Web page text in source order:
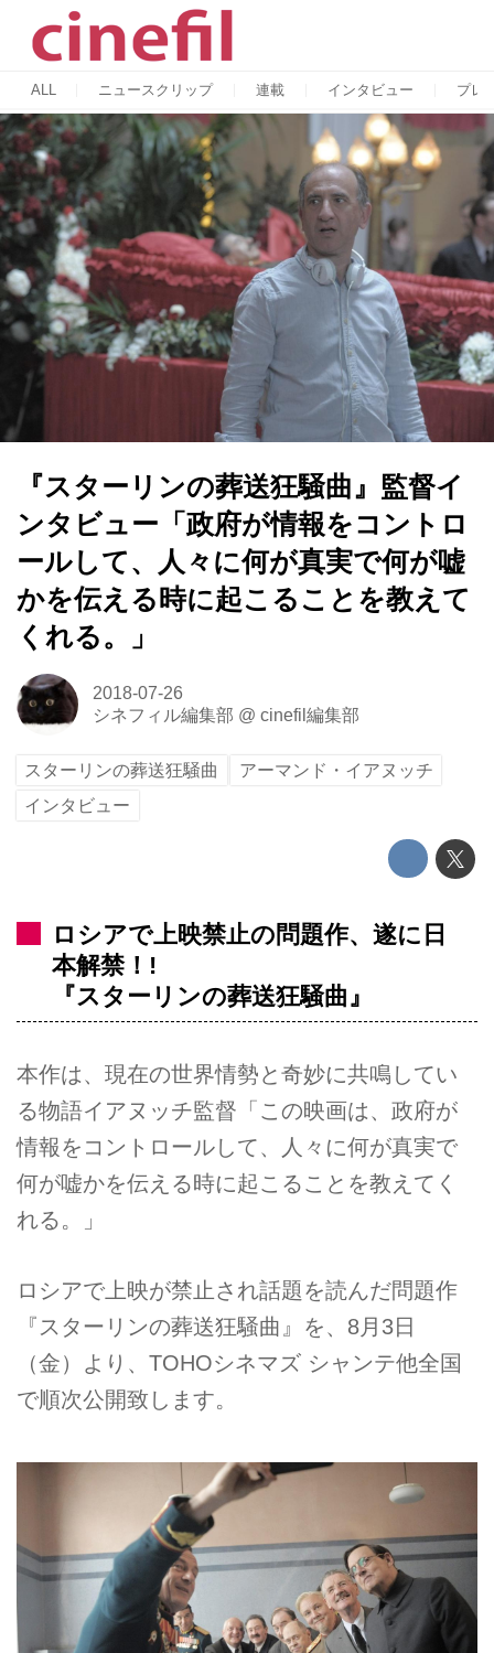
ALL ニュースクリップ 連載 インタビュー プレ
『スターリンの葬送狂騒曲』監督イ
ンタビュー「政府が情報をコントロ
ールして、人々に何が真実で何が嘘
かを伝える時に起こることを教えて
くれる。」
2018-07-26
シネフィル編集部 @ cinefil編集部
スターリンの葬送狂騒曲
アーマンド・イアヌッチ
インタビュー
ロシアで上映禁止の問題作、遂に日
本解禁！!
『スターリンの葬送狂騒曲』
本作は、現在の世界情勢と奇妙に共鳴してい
る物語イアヌッチ監督「この映画は、政府が
情報をコントロールして、人々に何が真実で
何が嘘かを伝える時に起こることを教えてく
れる。」
ロシアで上映が禁止され話題を読んだ問題作
『スターリンの葬送狂騒曲』を、8月3日
（金）より、TOHOシネマズ シャンテ他全国
で順次公開致します。